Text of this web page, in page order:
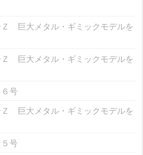
巨大メタル・ギミックモデルを
巨大メタル・ギミックモデルを
号
巨大メタル・ギミックモデルを
号